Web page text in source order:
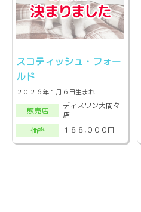
スコティッシュ・フォー
ルド
２０２６年１月６日生まれ
販売店
ディスワン大間々
店
価格
１８８,０００円